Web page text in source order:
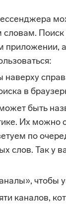
Поиск
приложении,
в
быть
Их можно
по
слов. Так у
чтобы
каналов,